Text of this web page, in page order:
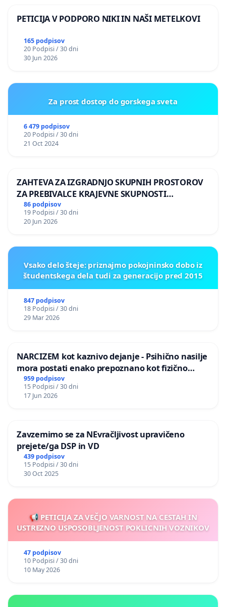
PETICIJA V PODPORO NIKI IN NAŠI METELKOVI
165 podpisov
20 Podpisi / 30 dni
30 Jun 2026
Za prost dostop do gorskega sveta
6 479 podpisov
20 Podpisi / 30 dni
21 Oct 2024
ZAHTEVA ZA IZGRADNJO SKUPNIH PROSTOROV
ZA PREBIVALCE KRAJEVNE SKUPNOSTI
PRESTRANEK
86 podpisov
19 Podpisi / 30 dni
20 Jun 2026
Vsako delo šteje: priznajmo pokojninsko dobo iz
študentskega dela tudi za generacijo pred 2015
847 podpisov
18 Podpisi / 30 dni
29 Mar 2026
NARCIZEM kot kaznivo dejanje - Psihično nasilje
mora postati enako prepoznano kot fizično
nasilje
959 podpisov
15 Podpisi / 30 dni
17 Jun 2026
Zavzemimo se za NEvračljivost upravičeno
prejete/ga DSP in VD
439 podpisov
15 Podpisi / 30 dni
30 Oct 2025
📢 PETICIJA ZA VEČJO VARNOST NA CESTAH IN
USTREZNO USPOSOBLJENOST POKLICNIH VOZNIKOV
47 podpisov
10 Podpisi / 30 dni
10 May 2026